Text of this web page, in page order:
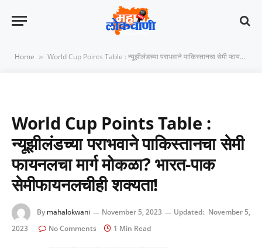
Home » World Cup Points Table : न्यूझीलंडच्या पराभवाने पाकिस्तानचा सेमी फायनलचा मार्ग मोकळा? भारत-पाक सेमीफायनलचीही शक्यता!
World Cup Points Table :
न्यूझीलंडच्या पराभवाने पाकिस्तानचा सेमी
फायनलचा मार्ग मोकळा? भारत-पाक
सेमीफायनलचीही शक्यता!
By mahalokwani November 5, 2023 Updated: November 5,
2023
No Comments 1 Min Read